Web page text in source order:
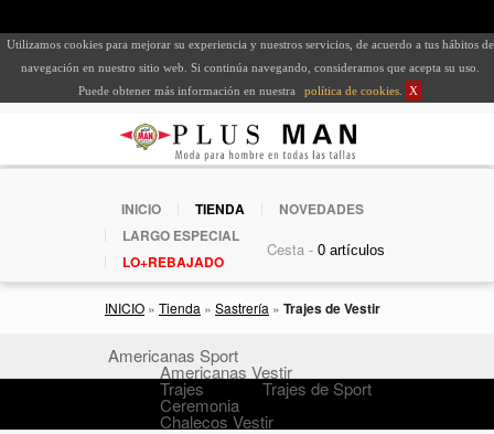
Utilizamos cookies para mejorar su experiencia y nuestros servicios, de acuerdo a tus hábitos de
navegación en nuestro sitio web. Si continúa navegando, consideramos que acepta su uso.
Puede obtener más información en nuestra
política de cookies X
INICIO TIENDA
NOVEDADES
LARGO ESPECIAL
LO+REBAJADO
Cesta -
INICIO » Tienda » Sastrería » Trajes de Vestir
Americanas Sport
Americanas Vestir
Trajes Trajes de Sport
Ceremonia
Chalecos Vestir